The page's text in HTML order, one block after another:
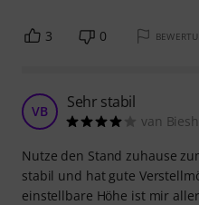
3 0
VB Sehr stabil
van
Nutze den Stand zuhause
stabil und hat gute
einstellbare Höhe ist mir